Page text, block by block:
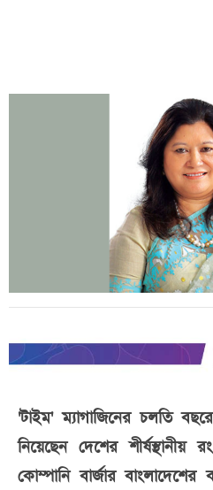
'টাইম' ম্যাগাজিনের চলতি
নিয়েছেন দেশের শীর্ষস্থানীয়
কোম্পানি বার্জার বাংলাদেশের